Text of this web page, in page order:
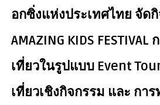
อกซิ่งแห่งประเทศไทย จัด
AMAZING KIDS
เที่ยวในรูปแบบ Event
เที่ยวเชิงกิจกรรม และ การ